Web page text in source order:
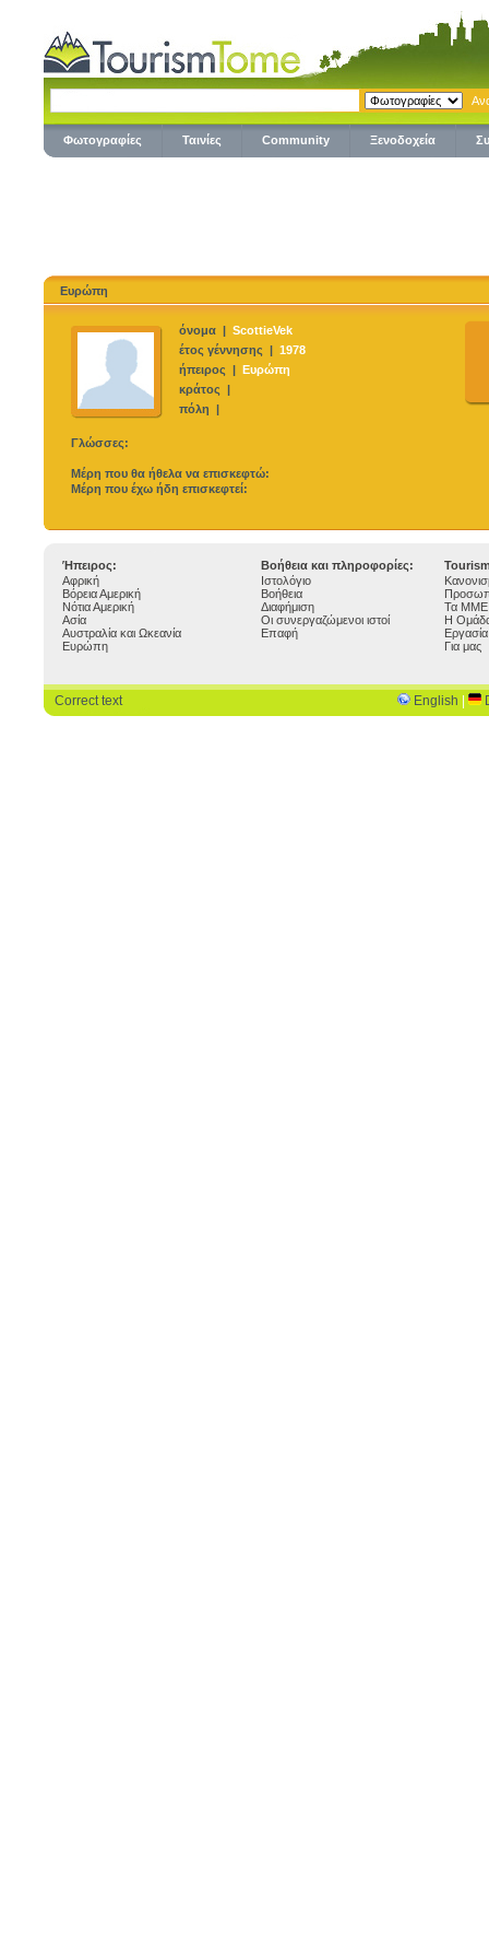
Φωτογραφίες Ταινίες Community Ξενοδοχεία
Ευρώπη
όνομα | ScottieVek
έτος γέννησης | 1978
ήπειρος | Ευρώπη
κράτος |
πόλη |
Γλώσσες:
Μέρη που θα ήθελα να επισκεφτώ:
Μέρη που έχω ήδη επισκεφτεί:
Ήπειρος: Βοήθεια και πληροφορίες:
Αφρική
Βόρεια Αμερική
Νότια Αμερική
Ασία
Αυστραλία και Ωκεανία
Ευρώπη
Ιστολόγιο
Βοήθεια
Διαφήμιση
Οι συνεργαζώμενοι ιστοί
Επαφή
Τα ΜΜΕ
Η
Εργασία
Για μας
Correct text English